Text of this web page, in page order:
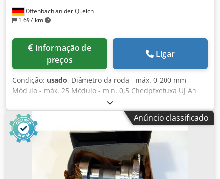
especialista
Offenbach an der Queich
1 697 km
preços
Ligar
Condição: usado, Diâmetro da roda - máx. 0-200 mm
Módulo - máx. 25 Módulo - mín. 0,5 Chedpfxetuxa Uj An
Eea com acessórios e mesa inferior Ano de fabrico aprox.
1995
Anúncio classificado